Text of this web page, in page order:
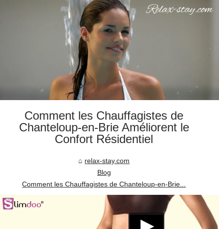
Comment les Chauffagistes de
Chanteloup-en-Brie Améliorent le
Confort Résidentiel
relax-stay.com
Blog
Comment les Chauffagistes de Chanteloup-en-Brie...